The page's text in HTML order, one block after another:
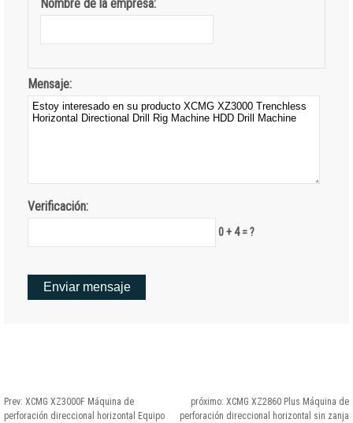
Nombre de la empresa:
Mensaje:
Verificación:
0 + 4 = ?
Prev: XCMG XZ3000F Máquina de
perforación direccional horizontal Equipo
próximo: XCMG XZ2860 Plus Máquina de
perforación direccional horizontal sin zanja